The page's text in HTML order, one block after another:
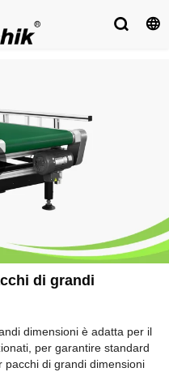
di grandi
dimensioni è adatta per il
per garantire standard
pacchi di grandi dimensioni